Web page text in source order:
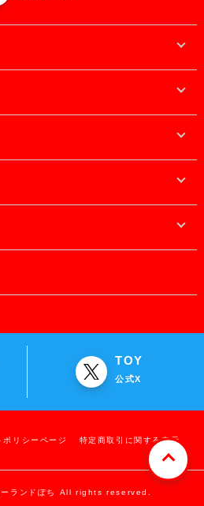
TOY
公式X
ポリシーページ 特定商取引に関する表示
ランドぽち All rights reserved.